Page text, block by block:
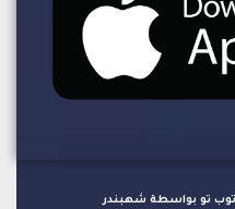
تو بواسطة شهبندر